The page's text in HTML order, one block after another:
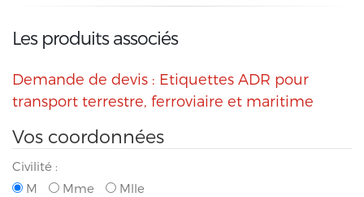
Les produits associés
Demande de devis : Etiquettes ADR pour
transport terrestre, ferroviaire et maritime
Vos coordonnées
Civilité :
M
Mme
Mlle